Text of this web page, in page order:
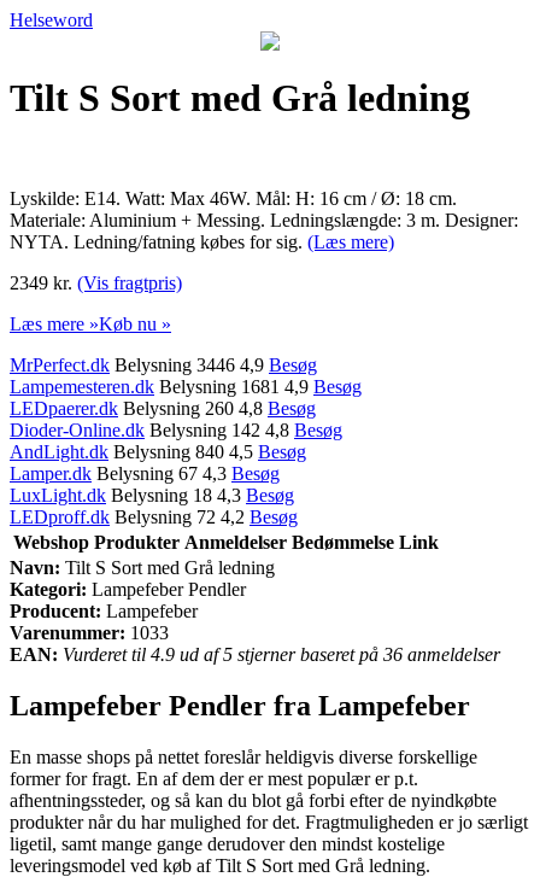
Helseword
Tilt S Sort med Grå ledning
Lyskilde: E14. Watt: Max 46W. Mål: H: 16 cm / Ø: 18 cm.
Materiale: Aluminium + Messing. Ledningslængde: 3 m. Designer:
NYTA. Ledning/fatning købes for sig. (Læs mere)
2349 kr. (Vis fragtpris)
Læs mere »Køb nu »
MrPerfect.dk Belysning 3446 4,9 Besøg
Lampemesteren.dk Belysning 1681 4,9 Besøg
LEDpaerer.dk Belysning 260 4,8 Besøg
Dioder-Online.dk Belysning 142 4,8 Besøg
AndLight.dk Belysning 840 4,5 Besøg
Lamper.dk Belysning 67 4,3 Besøg
LuxLight.dk Belysning 18 4,3 Besøg
LEDproff.dk Belysning 72 4,2 Besøg
Webshop Produkter Anmeldelser Bedømmelse Link
Navn: Tilt S Sort med Grå ledning
Kategori: Lampefeber Pendler
Producent: Lampefeber
Varenummer: 1033
EAN: Vurderet til 4.9 ud af 5 stjerner baseret på 36 anmeldelser
Lampefeber Pendler fra Lampefeber
En masse shops på nettet foreslår heldigvis diverse forskellige
former for fragt. En af dem der er mest populær er p.t.
afhentningssteder, og så kan du blot gå forbi efter de nyindkøbte
produkter når du har mulighed for det. Fragtmuligheden er jo særligt
ligetil, samt mange gange derudover den mindst kostelige
leveringsmodel ved køb af Tilt S Sort med Grå ledning.